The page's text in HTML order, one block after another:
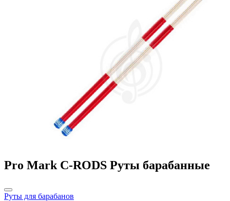
Pro Mark C-RODS Руты барабанные
Руты для барабанов